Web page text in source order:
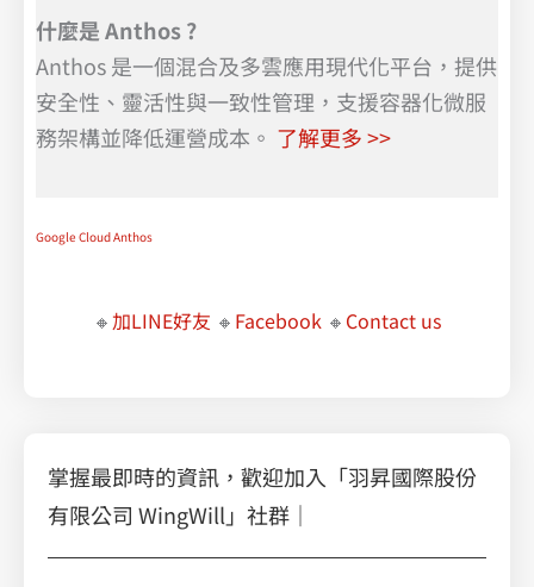
什麼是 Anthos ?
Anthos 是一個混合及多雲應用現代化平台，提供
安全性、靈活性與一致性管理，支援容器化微服
務架構並降低運營成本。 了解更多 >>
Google Cloud Anthos
🔸加LINE好友 🔸 Facebook 🔸 Contact us
掌握最即時的資訊，歡迎加入「羽昇國際股份
有限公司 WingWill」社群｜